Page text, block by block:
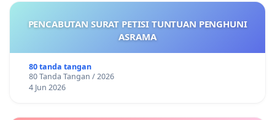
PENCABUTAN SURAT PETISI TUNTUAN PENGHUNI
ASRAMA
80 tanda tangan
80 Tanda Tangan / 2026
4 Jun 2026